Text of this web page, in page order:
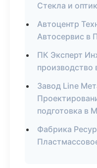
Стекла и
Автоцентр
Автосервис в
ПК Эксперт
Завод Line
подготовка в
Фабрика